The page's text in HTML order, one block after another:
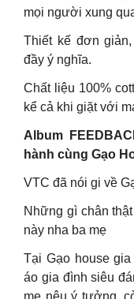
mọi người xung
Thiết kế đơn
đầy ý nghĩa.
Chất liệu 100%
kể cả khi giặt với
Album
hành cùng Gạo
VTC đã nói gi về
Những gì chân
này nha ba mẹ
Tại Gạo house
áo gia đình siêu
mẹ nêu ý tưởng,